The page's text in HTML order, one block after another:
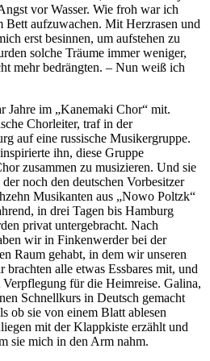
vor Wasser. Wie froh war ich
Bett aufzuwachen. Mit Herzrasen und
erst besinnen, um aufstehen zu
solche Träume immer weniger,
mehr bedrängten. ‒ Nun weiß ich
Jahre im
Kanemaki Chor
mit.
Chorleiter, traf in der
auf eine russische Musikergruppe.
ihn, diese Gruppe
zusammen zu musizieren. Und sie
noch den deutschen Vorbesitzer
Musikanten aus
Nowo Poltzk
in drei Tagen bis Hamburg
privat untergebracht. Nach
wir in Finkenwerder bei der
Raum gehabt, in dem wir unseren
alle etwas Essbares mit, und
für die Heimreise. Galina,
Schnellkurs in Deutsch gemacht
ob sie von einem Blatt ablesen
mit der Klappkiste erzählt und
sie mich in den Arm nahm.